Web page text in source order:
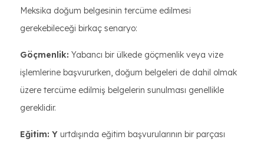
Meksika doğum belgesinin tercüme edilmesi
gerekebileceği birkaç senaryo:
Göçmenlik: Yabancı bir ülkede göçmenlik veya vize
işlemlerine başvururken, doğum belgeleri de dahil olmak
üzere tercüme edilmiş belgelerin sunulması genellikle
gereklidir.
Eğitim: Y urtdışında eğitim başvurularının bir parçası